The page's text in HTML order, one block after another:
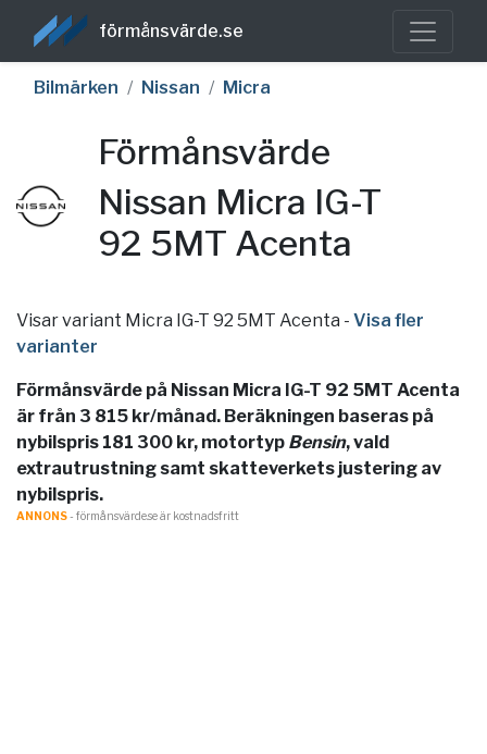
förmånsvärde.se
Bilmärken Nissan Micra
Förmånsvärde
Nissan Micra IG-T
92 5MT Acenta
Visar variant Micra IG-T 92 5MT Acenta - Visa fler
varianter
Förmånsvärde på Nissan Micra IG-T 92 5MT Acenta
är från 3 815 kr/månad. Beräkningen baseras på
nybilspris 181 300 kr, motortyp Bensin, vald
extrautrustning samt skatteverkets justering av
nybilspris.
ANNONS- förmånsvärde.se är kostnadsfritt